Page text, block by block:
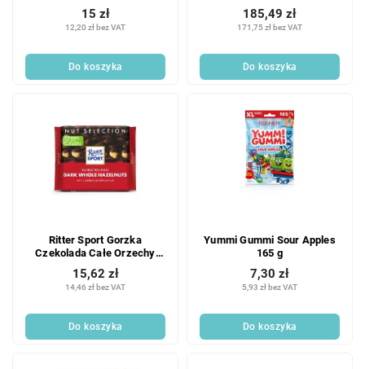
12,20 zł bez VAT
15 zł
Do koszyka
171,75 zł bez VAT
185,49 zł
Do koszyka
Ritter Sport Gorzka
Czekolada Całe Orzechy
14,46 zł bez VAT
15,62 zł
Do koszyka
Yummi Gummi Sour Apples
165 g
5,93 zł bez VAT
7,30 zł
Do koszyka